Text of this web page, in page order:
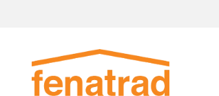
Fenatrad
Nacional das Trabalhadoras Domésticas